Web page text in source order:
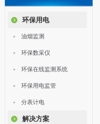
环保用电
油烟监测
环保数采仪
环保在线监测系统
环保用电监管
分表计电
解决方案